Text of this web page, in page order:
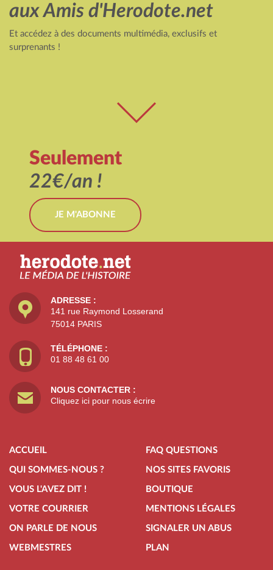
aux Amis d'Herodote.net
Et accédez à des documents multimédia, exclusifs et
surprenants !
Seulement
22€/an !
JE M'ABONNE
ADRESSE :
141 rue Raymond Losserand
75014 PARIS
TÉLÉPHONE :
01 88 48 61 00
NOUS CONTACTER :
Cliquez ici pour nous écrire
ACCUEIL
QUI SOMMES-NOUS ?
VOUS L'AVEZ DIT !
VOTRE COURRIER
ON PARLE DE NOUS
WEBMESTRES
FAQ QUESTIONS
NOS SITES FAVORIS
BOUTIQUE
MENTIONS LÉGALES
SIGNALER UN ABUS
PLAN